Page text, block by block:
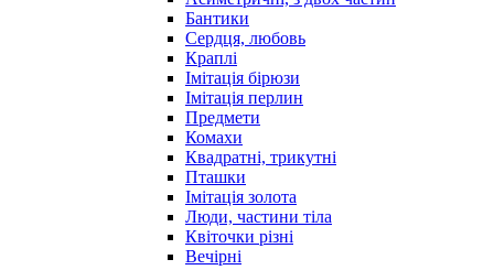
Бантики
Сердця, любовь
Краплі
Імітація бірюзи
Імітація перлин
Предмети
Комахи
Квадратні, трикутні
Пташки
Імітація золота
Люди, частини тіла
Квіточки різні
Вечірні